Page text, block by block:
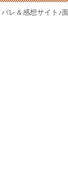
レ＆感想サイト♪